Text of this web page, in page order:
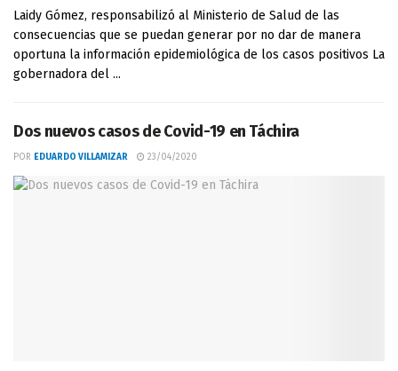
Laidy Gómez, responsabilizó al Ministerio de Salud de las
consecuencias que se puedan generar por no dar de manera
oportuna la información epidemiológica de los casos positivos La
gobernadora del ...
Dos nuevos casos de Covid-19 en Táchira
POR EDUARDO VILLAMIZAR 23/04/2020